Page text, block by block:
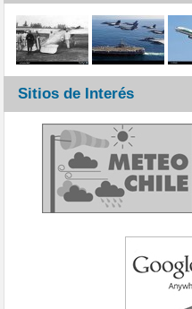
Sitios de Interés